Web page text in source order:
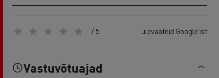
/ 5 ülevaateid Google'ist
Vastuvõtuajad